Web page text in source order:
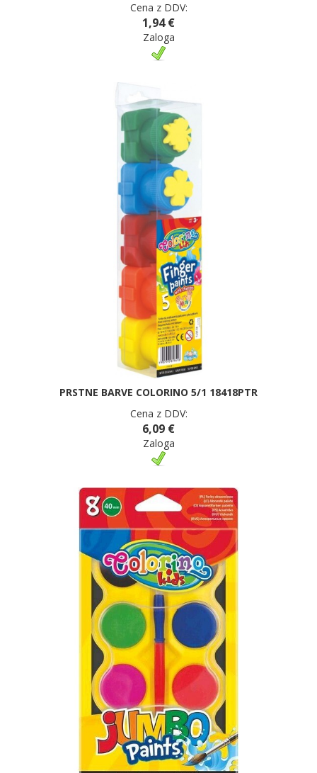
Cena z DDV:
1,94 €
Zaloga
PRSTNE BARVE COLORINO 5/1 18418PTR
Cena z DDV:
6,09 €
Zaloga